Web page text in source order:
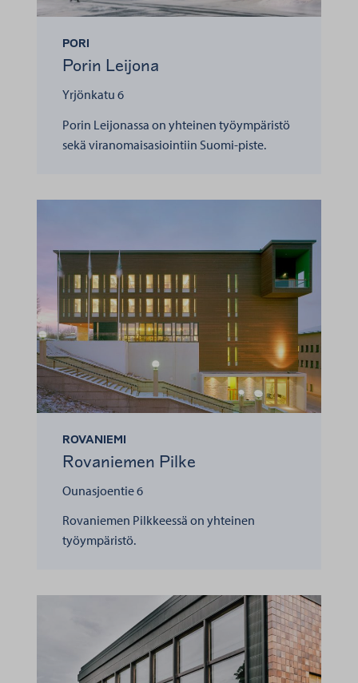
PORI
Porin Leijona
Yrjönkatu 6
Porin Leijonassa on yhteinen työympäristö
sekä viranomaisasiointiin Suomi-piste.
ROVANIEMI
Rovaniemen Pilke
Ounasjoentie 6
Rovaniemen Pilkkeessä on yhteinen
työympäristö.